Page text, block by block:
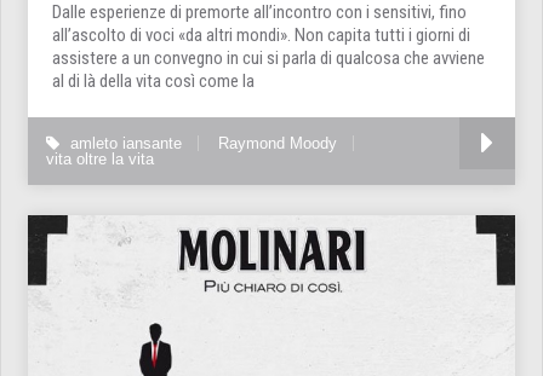
Dalle esperienze di premorte all’incontro con i sensitivi, fino
all’ascolto di voci «da altri mondi». Non capita tutti i giorni di
assistere a un convegno in cui si parla di qualcosa che avviene
al di là della vita così come la
amleto iansante
Raymond Moody
vita oltre la vita